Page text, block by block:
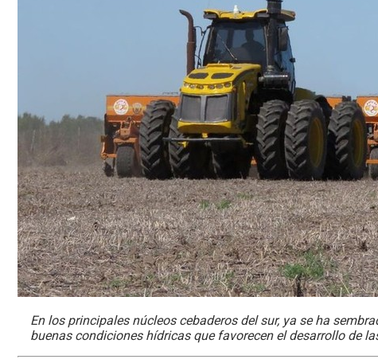
En los principales núcleos cebaderos del sur, ya se ha
buenas condiciones hídricas que favorecen el desarrollo de